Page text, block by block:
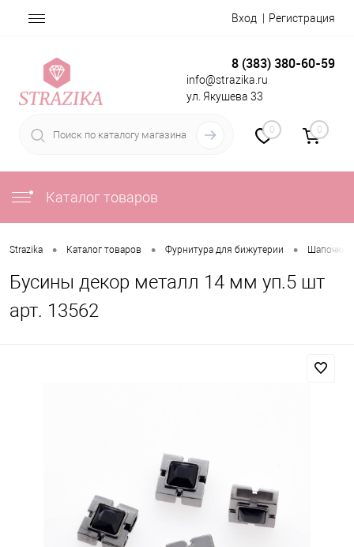
Вход Регистрация
8 (383) 380-60-59
info@strazika.ru
ул. Якушева 33
0 0
Каталог товаров
Strazika • Каталог товаров • Фурнитура для бижутерии • Шапочки
Бусины декор металл 14 мм уп.5 шт
арт. 13562